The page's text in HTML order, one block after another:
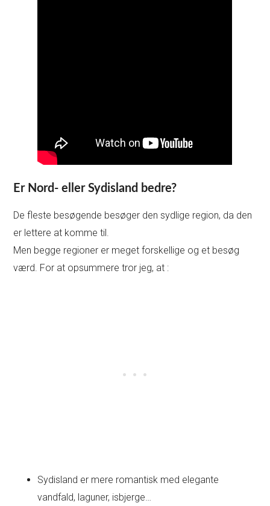
Er Nord- eller Sydisland bedre?
De fleste besøgende besøger den sydlige region, da den
er lettere at komme til.
Men begge regioner er meget forskellige og et besøg
værd. For at opsummere tror jeg, at :
Sydisland er mere romantisk med elegante
vandfald, laguner, isbjerge…